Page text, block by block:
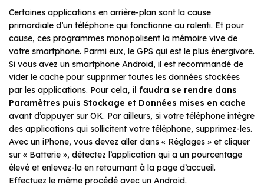
Certaines applications en arrière-plan sont la cause
primordiale d’un téléphone qui fonctionne au ralenti. Et pour
cause, ces programmes monopolisent la mémoire vive de
votre smartphone. Parmi eux, le GPS qui est le plus énergivore.
Si vous avez un smartphone Android, il est recommandé de
vider le cache pour supprimer toutes les données stockées
par les applications. Pour cela, il faudra se rendre dans
Paramètres puis Stockage et Données mises en cache
avant d’appuyer sur OK. Par ailleurs, si votre téléphone intègre
des applications qui sollicitent votre téléphone, supprimez-les.
Avec un iPhone, vous devez aller dans « Réglages » et cliquer
sur « Batterie », détectez l’application qui a un pourcentage
élevé et enlevez-la en retournant à la page d’accueil.
Effectuez le même procédé avec un Android.